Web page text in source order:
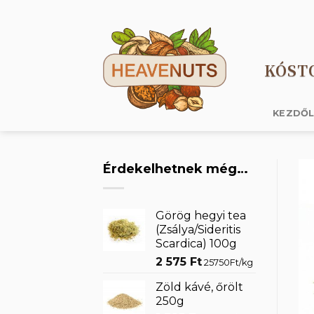
Érdekelhetnek még…
Görög hegyi tea
(Zsálya/Sideritis
Scardica) 100g
2 575 Ft 25750Ft/kg
Zöld kávé, őrölt
250g